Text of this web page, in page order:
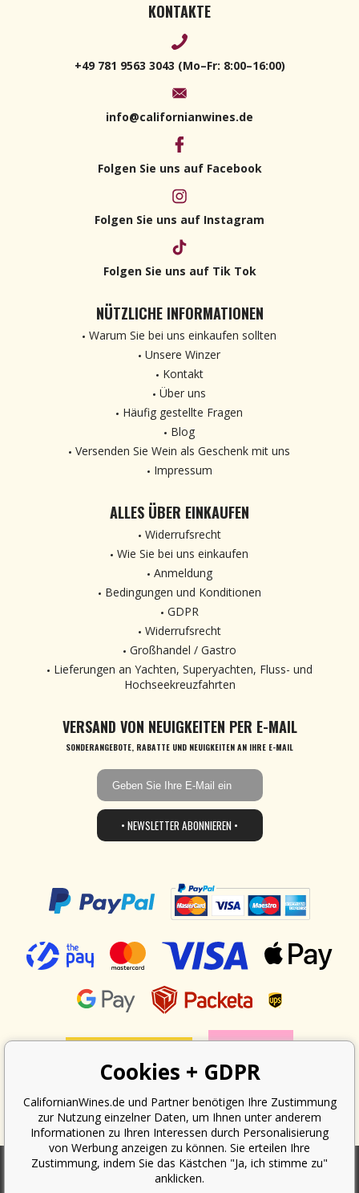
KONTAKTE
+49 781 9563 3043 (Mo–Fr: 8:00–16:00)
info@californianwines.de
Folgen Sie uns auf Facebook
Folgen Sie uns auf Instagram
Folgen Sie uns auf Tik Tok
NÜTZLICHE INFORMATIONEN
Warum Sie bei uns einkaufen sollten
Unsere Winzer
Kontakt
Über uns
Häufig gestellte Fragen
Blog
Versenden Sie Wein als Geschenk mit uns
Impressum
ALLES ÜBER EINKAUFEN
Widerrufsrecht
Wie Sie bei uns einkaufen
Anmeldung
Bedingungen und Konditionen
GDPR
Widerrufsrecht
Großhandel / Gastro
Lieferungen an Yachten, Superyachten, Fluss- und
Hochseekreuzfahrten
VERSAND VON NEUIGKEITEN PER E-MAIL
SONDERANGEBOTE, RABATTE UND NEUIGKEITEN AN IHRE E-MAIL
• NEWSLETTER ABONNIEREN •
Cookies + GDPR
CalifornianWines.de und Partner benötigen Ihre Zustimmung
zur Nutzung einzelner Daten, um Ihnen unter anderem
Informationen zu Ihren Interessen durch Personalisierung
von Werbung anzeigen zu können. Sie erteilen Ihre
Zustimmung, indem Sie das Kästchen "Ja, ich stimme zu"
anklicken.